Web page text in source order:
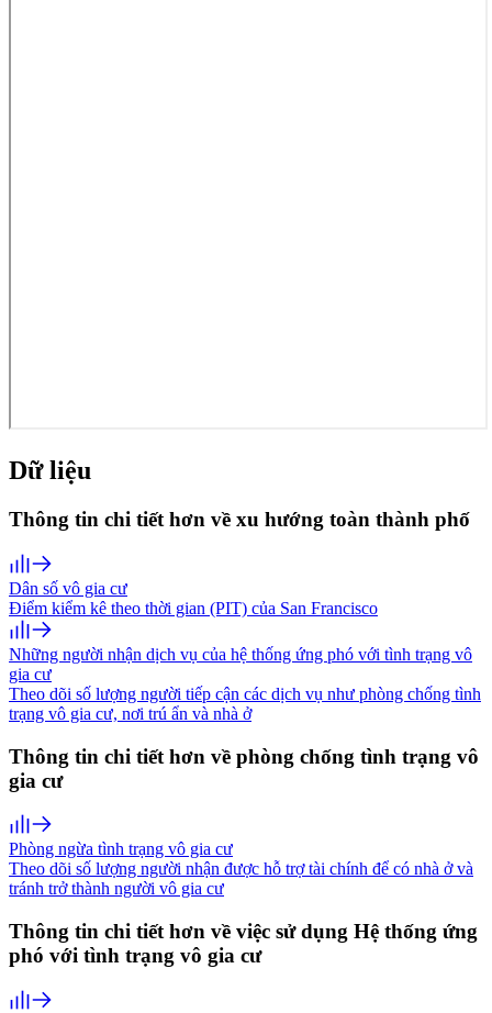
Dữ liệu
Thông tin chi tiết hơn về xu hướng toàn thành phố
Dân số vô gia cư
Điểm kiểm kê theo thời gian (PIT) của San Francisco
Những người nhận dịch vụ của hệ thống ứng phó với tình trạng vô
gia cư
Theo dõi số lượng người tiếp cận các dịch vụ như phòng chống tình
trạng vô gia cư, nơi trú ẩn và nhà ở
Thông tin chi tiết hơn về phòng chống tình trạng vô
gia cư
Phòng ngừa tình trạng vô gia cư
Theo dõi số lượng người nhận được hỗ trợ tài chính để có nhà ở và
tránh trở thành người vô gia cư
Thông tin chi tiết hơn về việc sử dụng Hệ thống ứng
phó với tình trạng vô gia cư